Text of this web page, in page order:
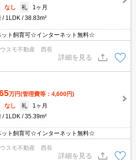
なし 礼
1ヶ月
1LDK 38.83m²
ト飼育可☆インターネット無料☆
ウスモ不動産 西長
詳細を見る
万円(管理費等：4,600円)
なし 礼
1ヶ月
1LDK 35.39m²
ト飼育可☆インターネット無料☆
ウスモ不動産 西長
詳細を見る